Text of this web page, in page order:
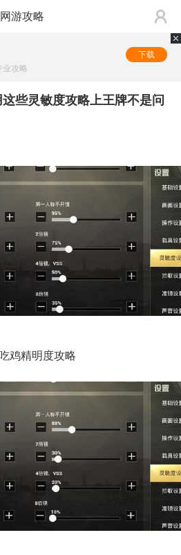
网游攻略
业攻略
下载
些灵敏度攻略上王牌不是问
吃鸡精明度攻略